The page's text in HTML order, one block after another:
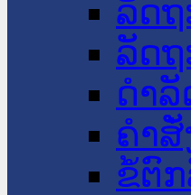
ລັດ
ລັດ
ດໍາລັ
ຄໍາສັ່
ຂໍ້ຕົກ